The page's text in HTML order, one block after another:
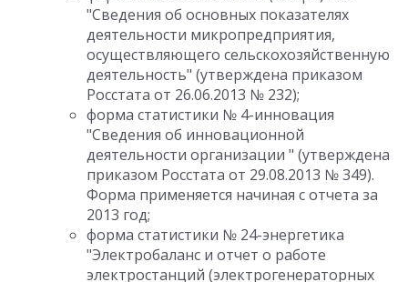
"Сведения об основных показателях
деятельности микропредприятия,
осуществляющего сельскохозяйственную
деятельность" (утверждена приказом
Росстата от 26.06.2013 № 232);
форма статистики № 4-инновация
"Сведения об инновационной
деятельности организации " (утверждена
приказом Росстата от 29.08.2013 № 349).
Форма применяется начиная с отчета за
2013 год;
форма статистики № 24-энергетика
"Электробаланс и отчет о работе
электростанций (электрогенераторных